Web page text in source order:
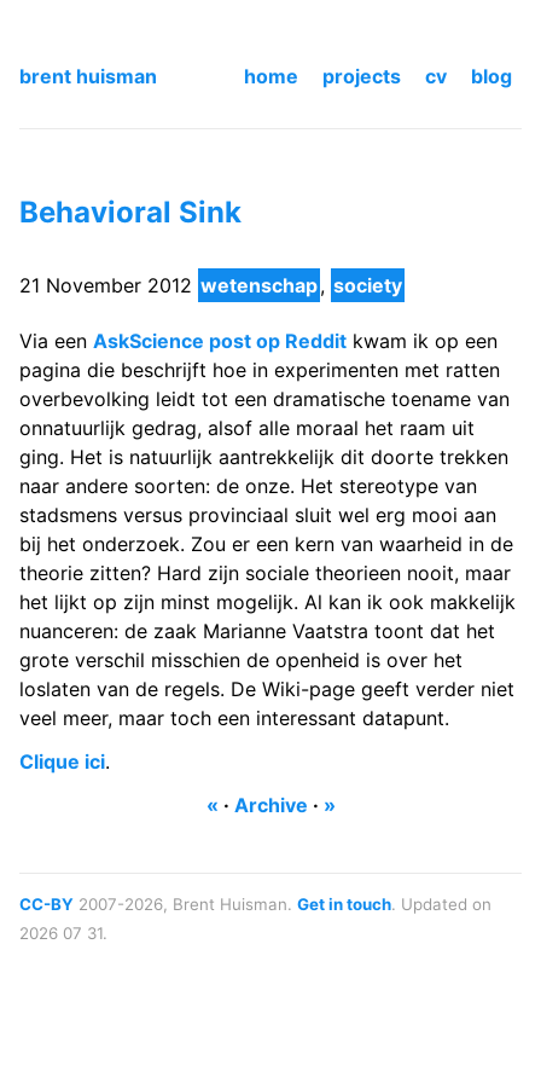
brent huisman home projects cv blog
Behavioral Sink
21 November 2012 wetenschap, society
Via een AskScience post op Reddit kwam ik op een
pagina die beschrijft hoe in experimenten met ratten
overbevolking leidt tot een dramatische toename van
onnatuurlijk gedrag, alsof alle moraal het raam uit
ging. Het is natuurlijk aantrekkelijk dit doorte trekken
naar andere soorten: de onze. Het stereotype van
stadsmens versus provinciaal sluit wel erg mooi aan
bij het onderzoek. Zou er een kern van waarheid in de
theorie zitten? Hard zijn sociale theorieen nooit, maar
het lijkt op zijn minst mogelijk. Al kan ik ook makkelijk
nuanceren: de zaak Marianne Vaatstra toont dat het
grote verschil misschien de openheid is over het
loslaten van de regels. De Wiki-page geeft verder niet
veel meer, maar toch een interessant datapunt.
Clique ici.
« · Archive · »
CC-BY 2007-2026, Brent Huisman. Get in touch. Updated on
2026 07 31.